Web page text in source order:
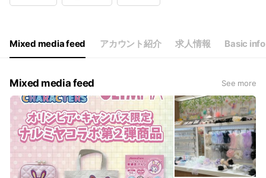
Mixed media feed アカウント紹介 求人情報 Basic info
Mixed media feed See more